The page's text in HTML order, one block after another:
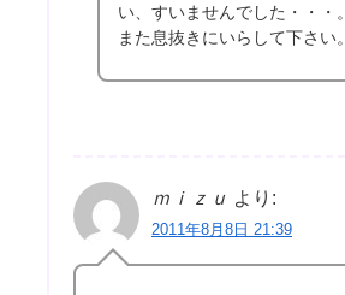
い、すいませんでした・・・。
また息抜きにいらして下さい。
ｍｉｚｕ より:
2011年8月8日 21:39